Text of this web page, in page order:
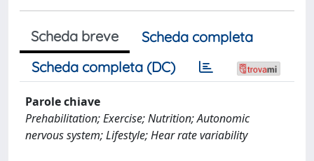
Scheda breve
Scheda completa
Scheda completa (DC)
Parole chiave
Prehabilitation; Exercise; Nutrition; Autonomic
nervous system; Lifestyle; Hear rate variability